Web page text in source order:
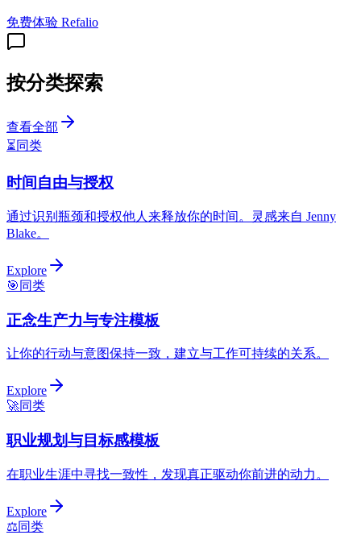
免费体验 Refalio
按分类探索
查看全部
⏳ 同类
时间自由与授权
通过识别瓶颈和授权他人来释放你的时间。灵感来自 Jenny
Blake。
Explore
🎯 同类
正念生产力与专注模板
让你的行动与意图保持一致，建立与工作可持续的关系。
Explore
🚀同类
职业规划与目标感模板
在职业生涯中寻找一致性，发现真正驱动你前进的动力。
Explore
⚖️同类